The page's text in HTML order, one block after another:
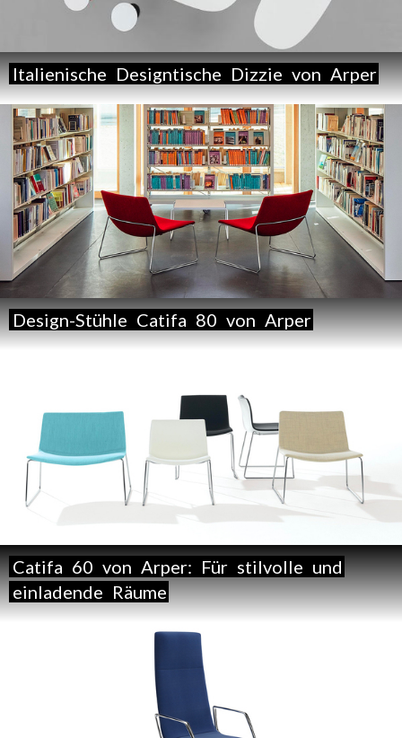
Italienische Designtische Dizzie von Arper
Design-Stühle Catifa 80 von Arper
Catifa 60 von Arper: Für stilvolle und
einladende Räume